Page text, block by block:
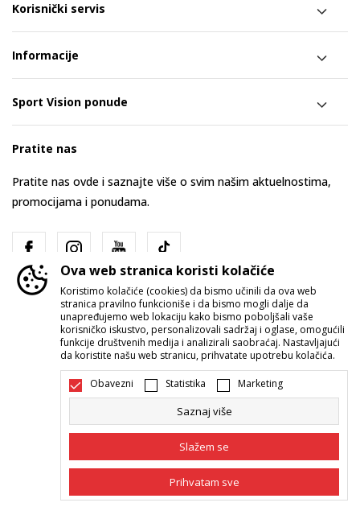
Korisnički servis
Informacije
Sport Vision ponude
Pratite nas
Pratite nas ovde i saznajte više o svim našim aktuelnostima,
promocijama i ponudama.
Srbija Promenite
Nastojimo da budemo što precizniji u opisu proizvoda, prikazu slika i
samih cena, ali ne možemo garantovati da su sve informacije kompletne i
bez grešaka. Svi artikli prikazani na sajtu su deo naše ponude i ne
Ova web stranica koristi kolačiće
Koristimo kolačiće (cookies) da bismo učinili da ova web
stranica pravilno funkcioniše i da bismo mogli dalje da
unapređujemo web lokaciju kako bismo poboljšali vaše
korisničko iskustvo, personalizovali sadržaj i oglase, omogućili
funkcije društvenih medija i analizirali saobraćaj. Nastavljajući
da koristite našu web stranicu, prihvatate upotrebu kolačića.
Obavezni Statistika Marketing
Saznaj više
Slažem se
Prihvatam sve